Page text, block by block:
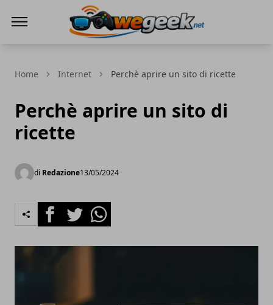
Home Internet Perchè aprire un sito di ricette
Perchè aprire un sito di
ricette
di Redazione13/05/2024
FacebookTwitterWhatsapp